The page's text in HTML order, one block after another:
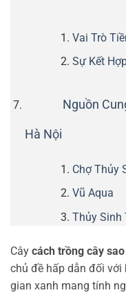
Vai Trò
Sự Kết
Nguồn
Hà Nội
Chợ Thủy
Vũ Aqua
Thủy Sinh
Cây cách trồng cây
chủ đề hấp dẫn đối
gian xanh mang tính